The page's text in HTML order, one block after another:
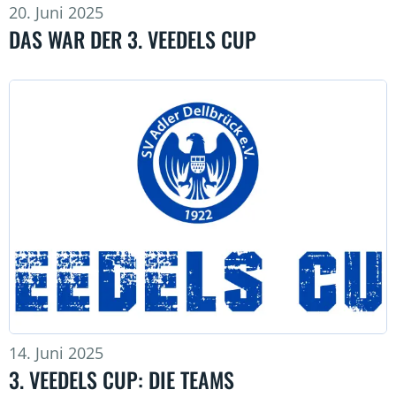
20. Juni 2025
DAS WAR DER 3. VEEDELS CUP
14. Juni 2025
3. VEEDELS CUP: DIE TEAMS